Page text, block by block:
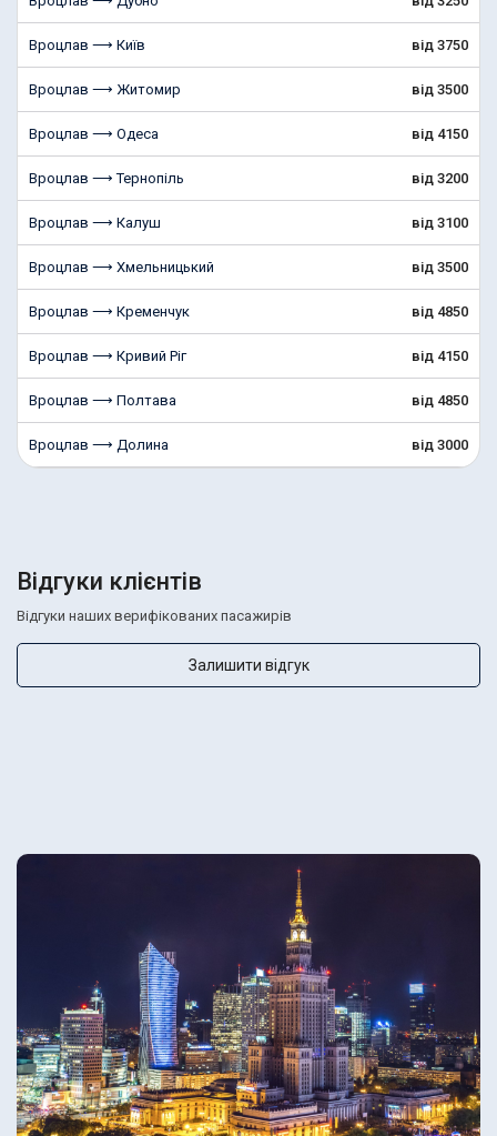
Вроцлав ⟶ Київ від 3750
Вроцлав ⟶ Житомир від 3500
Вроцлав ⟶ Одеса від 4150
Вроцлав ⟶ Тернопіль від 3200
Вроцлав ⟶ Калуш від 3100
Вроцлав ⟶ Хмельницький від 3500
Вроцлав ⟶ Кременчук від 4850
Вроцлав ⟶ Кривий Ріг від 4150
Вроцлав ⟶ Полтава від 4850
Вроцлав ⟶ Долина від 3000
Відгуки клієнтів
Відгуки наших верифікованих пасажирів
Залишити відгук